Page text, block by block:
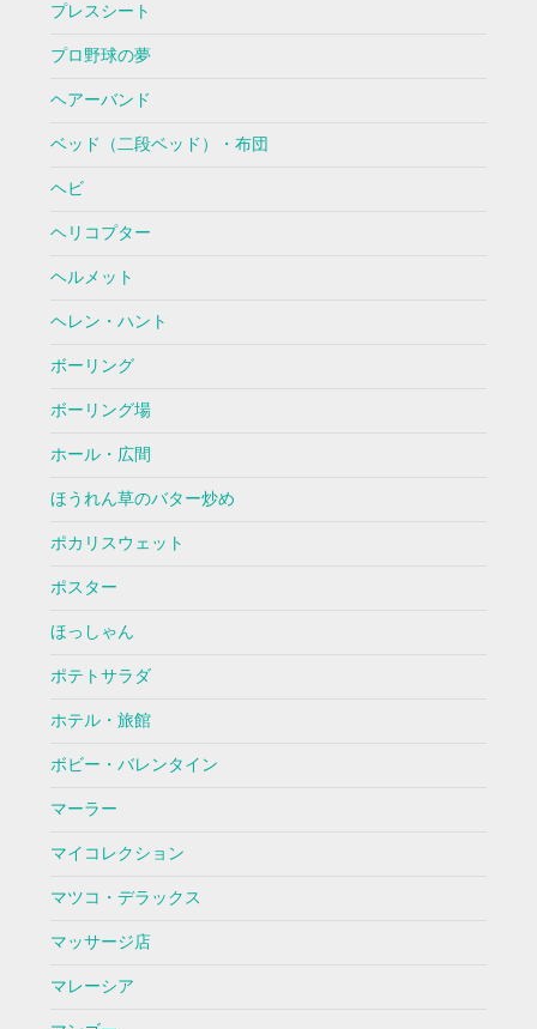
プレスシート
プロ野球の夢
ヘアーバンド
ベッド（二段ベッド）・布団
ヘビ
ヘリコプター
ヘルメット
ヘレン・ハント
ボーリング
ボーリング場
ホール・広間
ほうれん草のバター炒め
ポカリスウェット
ポスター
ほっしゃん
ポテトサラダ
ホテル・旅館
ボビー・バレンタイン
マーラー
マイコレクション
マツコ・デラックス
マッサージ店
マレーシア